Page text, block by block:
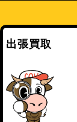
出張買取